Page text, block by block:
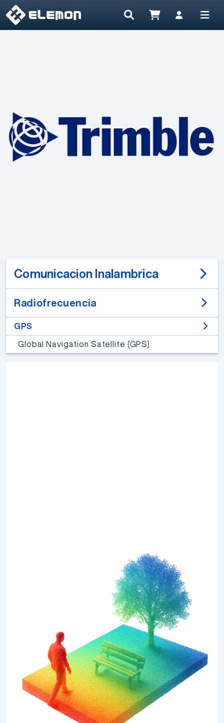
Comunicacion Inalambrica
Radiofrecuencia
GPS
Global Navigation Satellite (GPS)